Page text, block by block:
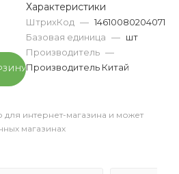
Характеристики
ШтрихКод — 14610080204071
Базовая единица — шт
Производитель —
Производитель Китай
для интернет-магазина и может
магазинах